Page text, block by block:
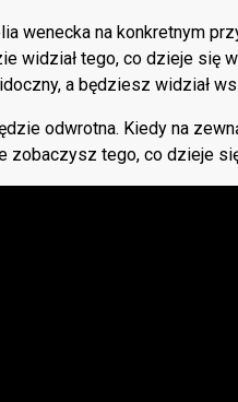
wenecka na konkretnym
widział tego, co dzieje się
a będziesz widział
odwrotna. Kiedy na
zobaczysz tego, co dzieje